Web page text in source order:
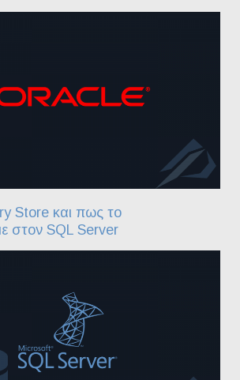
Store και πως το
στον SQL Server